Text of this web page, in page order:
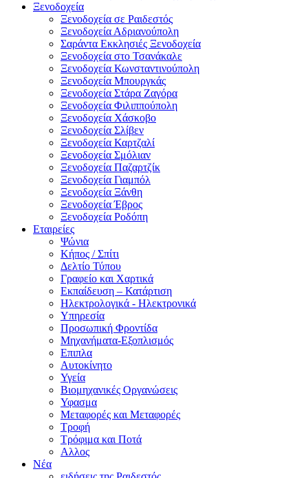
Ξενοδοχεία
Ξενοδοχεία σε Ραιδεστός
Ξενοδοχεία Αδριανούπολη
Σαράντα Εκκλησιές Ξενοδοχεία
Ξενοδοχεία στο Τσανάκαλε
Ξενοδοχεία Κωνσταντινούπολη
Ξενοδοχεία Μπουργκάς
Ξενοδοχεία Στάρα Ζαγόρα
Ξενοδοχεία Φιλιππούπολη
Ξενοδοχεία Χάσκοβο
Ξενοδοχεία Σλίβεν
Ξενοδοχεία Καρτζαλί
Ξενοδοχεία Σμόλιαν
Ξενοδοχεία Παζαρτζίκ
Ξενοδοχεία Γιαμπόλ
Ξενοδοχεία Ξάνθη
Ξενοδοχεία Έβρος
Ξενοδοχεία Ροδόπη
Εταιρείες
Ψώνια
Κήπος / Σπίτι
Δελτίο Τύπου
Γραφείο και Χαρτικά
Εκπαίδευση – Κατάρτιση
Ηλεκτρολογικά - Ηλεκτρονικά
Υπηρεσία
Προσωπική Φροντίδα
Μηχανήματα-Εξοπλισμός
Επιπλα
Αυτοκίνητο
Υγεία
Βιομηχανικές Οργανώσεις
Υφασμα
Μεταφορές και Μεταφορές
Τροφή
Τρόφιμα και Ποτά
Αλλος
Νέα